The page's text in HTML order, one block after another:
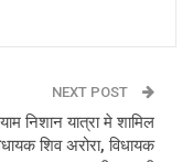
NEXT POST
निशान यात्रा मे शामिल
शिव अरोरा, विधायक